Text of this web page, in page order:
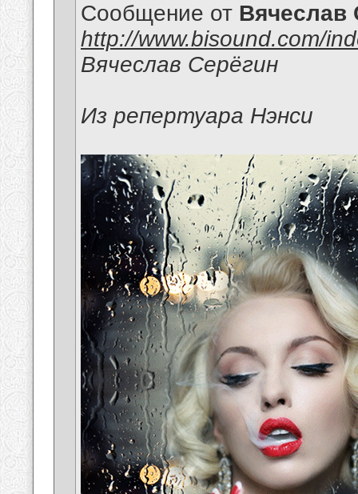
Сообщение от Вячеслав
http://www.bisound.com/
Вячеслав Серёгин
Из репертуара Нэнси